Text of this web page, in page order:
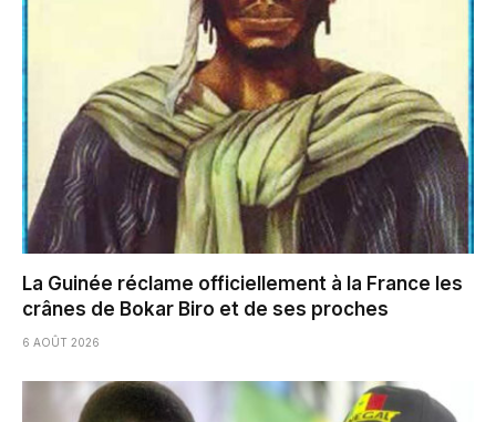
La Guinée réclame officiellement à la France les
crânes de Bokar Biro et de ses proches
6 AOÛT 2026